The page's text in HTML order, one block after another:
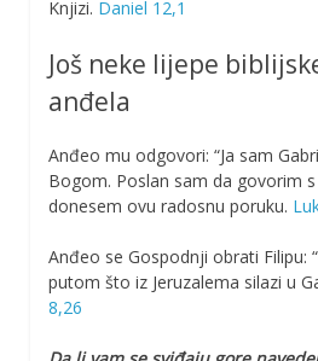
Knjizi. Daniel 12,1
Još neke lijepe
anđela
Anđeo mu odgovori: “Ja sam
Bogom. Poslan sam da govorim
donesem ovu radosnu poruku.
Anđeo se Gospodnji obrati Filipu:
putom što iz Jeruzalema silazi u
8,26